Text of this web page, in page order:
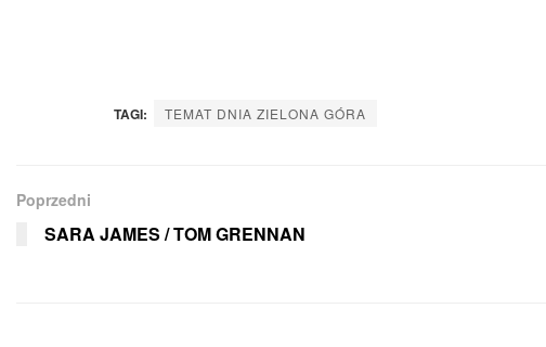
TAGI: TEMAT DNIA ZIELONA GÓRA
Poprzedni
SARA JAMES / TOM GRENNAN